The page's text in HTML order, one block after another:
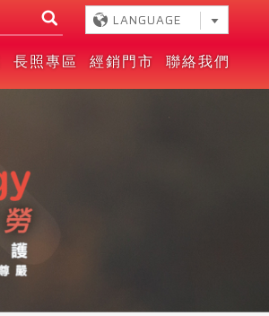
LANGUAGE
長照專區 經銷門市 聯絡我們